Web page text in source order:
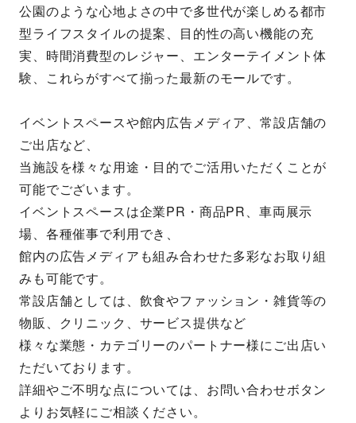
公園のような心地よさの中で多世代が楽しめる都市
型ライフスタイルの提案、目的性の高い機能の充
実、時間消費型のレジャー、エンターテイメント体
験、これらがすべて揃った最新のモールです。
イベントスペースや館内広告メディア、常設店舗の
ご出店など、
当施設を様々な用途・目的でご活用いただくことが
可能でございます。
イベントスペースは企業PR・商品PR、車両展示
場、各種催事で利用でき、
館内の広告メディアも組み合わせた多彩なお取り組
みも可能です。
常設店舗としては、飲食やファッション・雑貨等の
物販、クリニック、サービス提供など
様々な業態・カテゴリーのパートナー様にご出店い
ただいております。
詳細やご不明な点については、お問い合わせボタン
よりお気軽にご相談ください。